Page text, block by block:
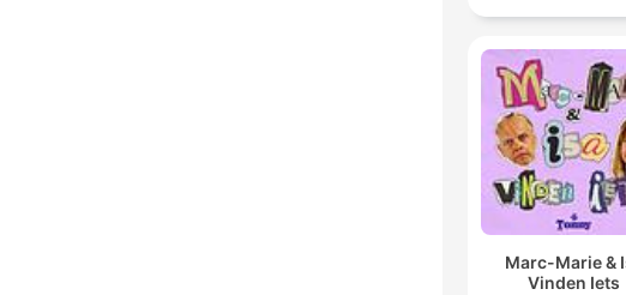
Marc-Marie &
Vinden Iets